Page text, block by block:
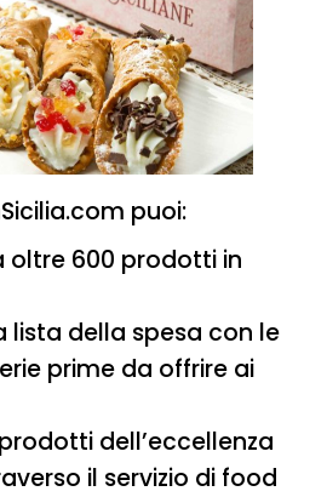
puoi:
oltre 600 prodotti in
lista della spesa con le
prime da offrire ai
dell’eccellenza
il servizio di food